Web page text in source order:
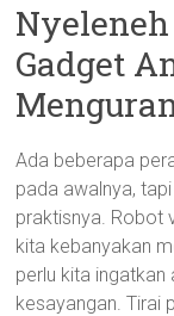
Gadget
Ada beberapa
pada awalnya,
praktisnya. Robot
kita kebanyakan
perlu kita
kesayangan. Tirai